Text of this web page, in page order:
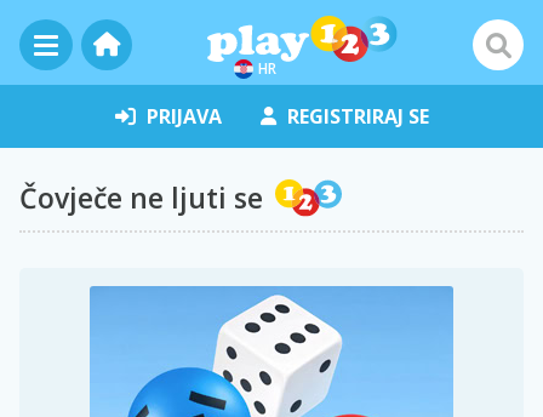
HR
PRIJAVA REGISTRIRAJ SE
Čovječe ne ljuti se